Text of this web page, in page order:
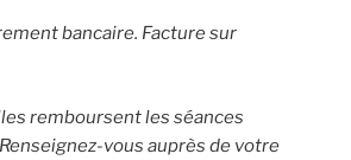
bancaire. Facture sur
remboursent les séances
vous auprès de votre